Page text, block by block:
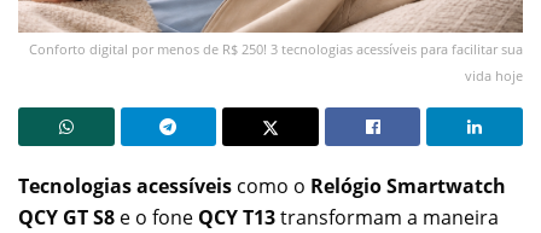
Conforto digital por menos de R$ 250! 3 tecnologias acessíveis para facilitar sua
vida hoje
Tecnologias acessíveis como o Relógio Smartwatch
QCY GT S8 e o fone QCY T13transformam a maneira